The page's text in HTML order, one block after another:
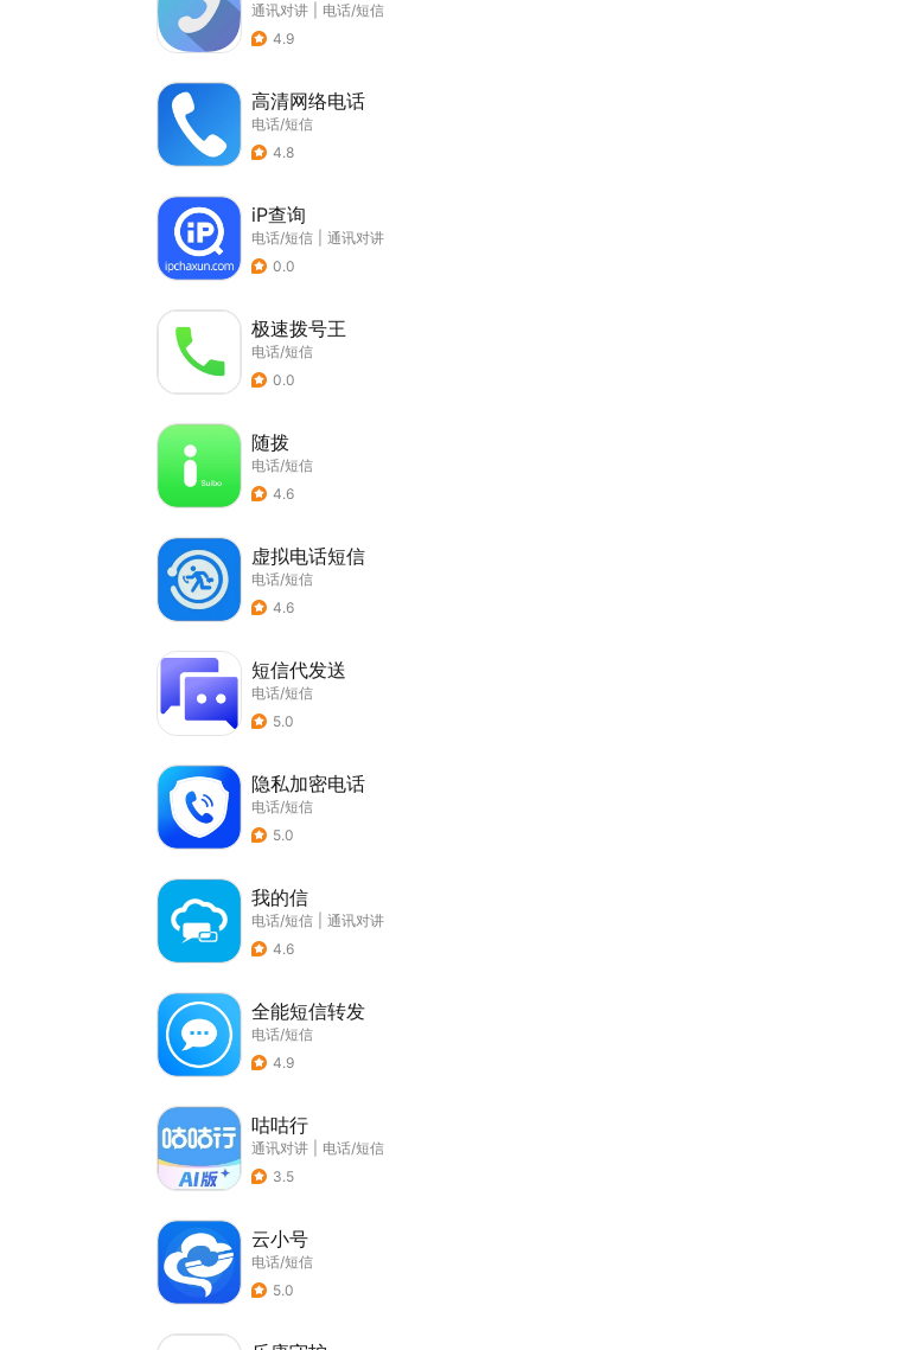
通讯对讲
电话/短信
4.9
高清网络电话
电话/短信
4.8
iP查询
电话/短信
通讯对讲
0.0
极速拨号王
电话/短信
0.0
随拨
电话/短信
4.6
虚拟电话短信
电话/短信
4.6
短信代发送
电话/短信
5.0
隐私加密电话
电话/短信
5.0
我的信
电话/短信
通讯对讲
4.6
全能短信转发
电话/短信
4.9
咕咕行
通讯对讲
电话/短信
3.5
云小号
电话/短信
5.0